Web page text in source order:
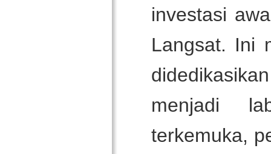
investasi
Langsat. Ini
menjadi
terkemuka,